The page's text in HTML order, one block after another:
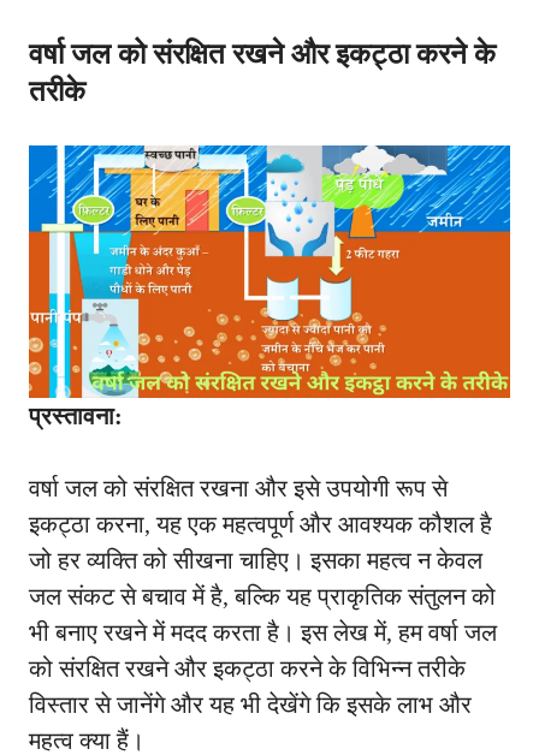
वर्षा जल को संरक्षित रखने और इकट्ठा करने के
तरीके
प्रस्तावना:
वर्षा जल को संरक्षित रखना और इसे उपयोगी रूप से
इकट्ठा करना, यह एक महत्वपूर्ण और आवश्यक कौशल है
जो हर व्यक्ति को सीखना चाहिए। इसका महत्व न केवल
जल संकट से बचाव में है, बल्कि यह प्राकृतिक संतुलन को
भी बनाए रखने में मदद करता है। इस लेख में, हम वर्षा जल
को संरक्षित रखने और इकट्ठा करने के विभिन्न तरीके
विस्तार से जानेंगे और यह भी देखेंगे कि इसके लाभ और
महत्व क्या हैं।